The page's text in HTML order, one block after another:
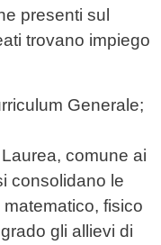
presenti sul
trovano impiego
Generale;
comune ai
consolidano le
fisico
gli allievi di